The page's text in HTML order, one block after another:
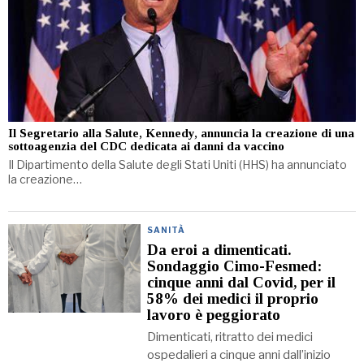
Il Segretario alla Salute, Kennedy, annuncia la creazione di una
sottoagenzia del CDC dedicata ai danni da vaccino
Il Dipartimento della Salute degli Stati Uniti (HHS) ha annunciato
la creazione…
SANITÀ
Da eroi a dimenticati.
Sondaggio Cimo-Fesmed:
cinque anni dal Covid, per il
58% dei medici il proprio
lavoro è peggiorato
Dimenticati, ritratto dei medici
ospedalieri a cinque anni dall’inizio